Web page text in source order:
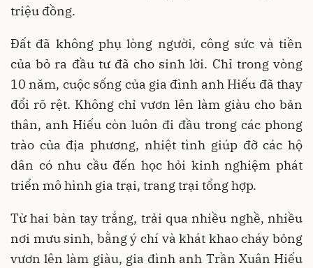
triệu đồng.
Đất đã không phụ lòng người, công sức và tiền
của bỏ ra đầu tư đã cho sinh lời. Chỉ trong vòng
10 năm, cuộc sống của gia đình anh Hiếu đã thay
đổi rõ rệt. Không chỉ vươn lên làm giàu cho bản
thân, anh Hiếu còn luôn đi đầu trong các phong
trào của địa phương, nhiệt tình giúp đỡ các hộ
dân có nhu cầu đến học hỏi kinh nghiệm phát
triển mô hình gia trại, trang trại tổng hợp.
Từ hai bàn tay trắng, trải qua nhiều nghề, nhiều
nơi mưu sinh, bằng ý chí và khát khao cháy bỏng
vươn lên làm giàu, gia đình anh Trần Xuân Hiếu